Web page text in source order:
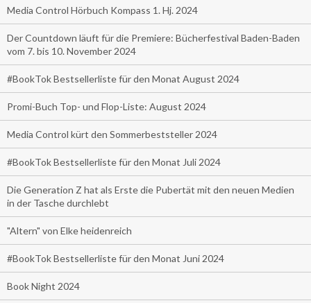
Media Control Hörbuch Kompass 1. Hj. 2024
Der Countdown läuft für die Premiere: Bücherfestival Baden-Baden
vom 7. bis 10. November 2024
#BookTok Bestsellerliste für den Monat August 2024
Promi-Buch Top- und Flop-Liste: August 2024
Media Control kürt den Sommerbeststeller 2024
#BookTok Bestsellerliste für den Monat Juli 2024
Die Generation Z hat als Erste die Pubertät mit den neuen Medien
in der Tasche durchlebt
"Altern" von Elke heidenreich
#BookTok Bestsellerliste für den Monat Juni 2024
Book Night 2024